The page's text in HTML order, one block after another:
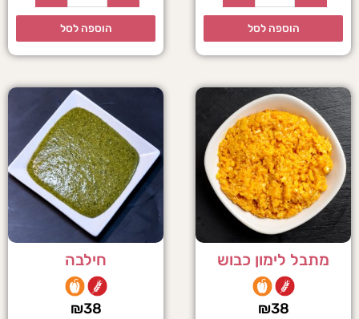
הוספה לסל הוספה לסל
מתבל לימון כבוש
₪38
חילבה
₪38